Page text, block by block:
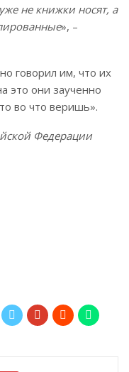
не книжки носят, а
», –
говорил им, что их
это они заученно
во что веришь».
Федерации